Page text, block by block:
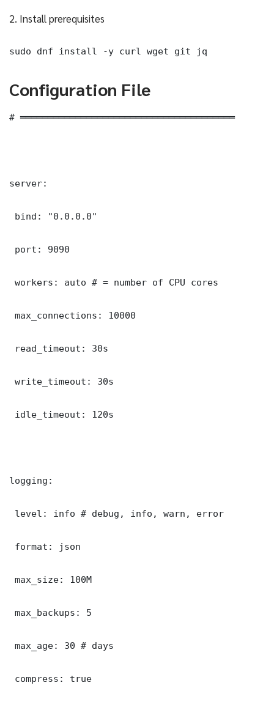
2. Install prerequisites
sudo dnf install -y curl wget git jq
Configuration File
# ═══════════════════════════════════════
server:
bind: "0.0.0.0"
port: 9090
workers: auto # = number of CPU cores
max_connections: 10000
read_timeout: 30s
write_timeout: 30s
idle_timeout: 120s
logging:
level: info # debug, info, warn, error
format: json
max_size: 100M
max_backups: 5
max_age: 30 # days
compress: true